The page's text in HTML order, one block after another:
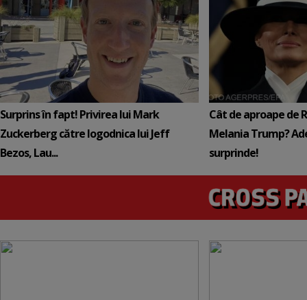
Surprins în fapt! Privirea lui Mark
Zuckerberg către logodnica lui Jeff
Bezos, Lau...
Cât de aproape de
Melania Trump?
surprinde!